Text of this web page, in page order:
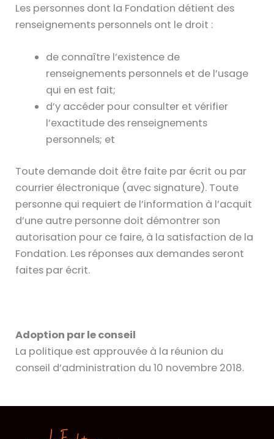
Les personnes dont la Fondation détient des
renseignements personnels ont le droit :
de connaître l’existence de
renseignements personnels et de l’usage
qui en est fait;
d’y accéder pour consulter et vérifier
l’exactitude des renseignements
personnels; et
Toute demande doit être faite par écrit ou par
courrier électronique (avec signature). Toute
personne qui requiert de l’information à l’acquit
d’une autre personne doit démontrer son
autorisation pour ce faire, à la satisfaction de la
Fondation. Les réponses aux demandes seront
faites par écrit.
Adoption par le conseil
La politique est approuvée à la réunion du
conseil d’administration du 10 novembre 2018.